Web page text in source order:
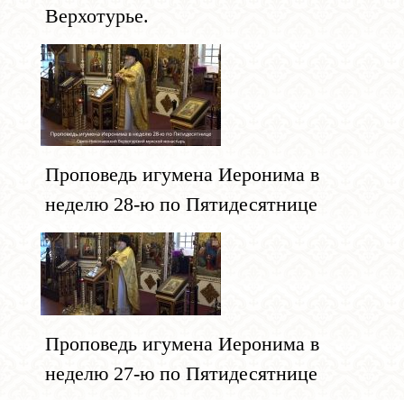
Верхотурье.
Проповедь игумена Иеронима в
неделю 28-ю по Пятидесятнице
Проповедь игумена Иеронима в
неделю 27-ю по Пятидесятнице